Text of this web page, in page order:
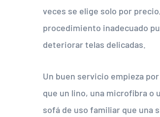
veces se elige solo por
procedimiento inadecuado
deteriorar telas delicadas.
Un buen servicio empieza
que un lino, una microfibra o
sofá de uso familiar que